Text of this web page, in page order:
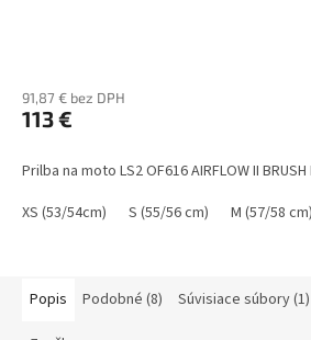
91,87 € bez DPH
113 €
Prilba na moto LS2 OF616 AIRFLOW II BRUSH
XS (53/54cm)
S (55/56 cm) M (57/58 cm)
Popis Podobné (8) Súvisiace súbory (1)